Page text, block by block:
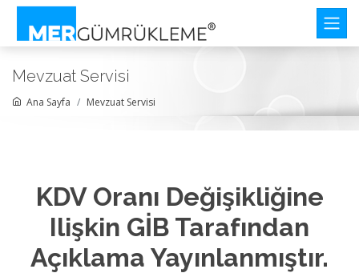
Mevzuat Servisi
Ana Sayfa Mevzuat Servisi
KDV Oranı Değişikliğine
Ilişkin GİB Tarafından
Açıklama Yayınlanmıştır.